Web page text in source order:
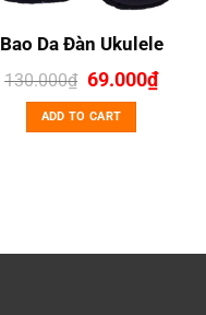
Bao Da Đàn Ukulele
130.000₫ Original
price
was:
130.000₫.
69.000₫
price
ADD TO CART